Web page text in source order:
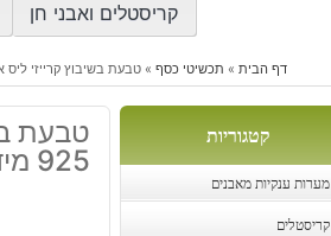
קריסטלים ואבני חן
דף הבית » תכשיטי כסף »טבעת בשיבוץ קרייזי ליס אגט
קטגוריות
מערות ענקיות מאבנים
קריסטלים
טבעת
925 מידה 9